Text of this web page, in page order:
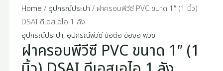
Home / อุปกรณ์ประปา / ฝาครอบพีวีซี PVC ขนาด 1″ (1 นิ้ว)
DSAI ดีเอสเอไอ 1 ลัง
อุปกรณ์ประปา, อุปกรณ์พีวีซี ข้อต่อ ข้องอ พีวีซี
ฝาครอบพีวีซี PVC ขนาด 1″ (1
เอ
ส
เอไอ
1
ลัง
เอไอ
quantity